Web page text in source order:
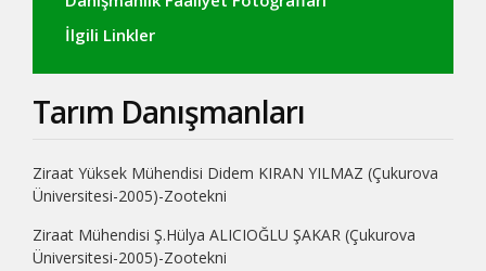
İlgili Linkler
Tarım Danışmanları
Ziraat Yüksek Mühendisi Didem KIRAN YILMAZ (Çukurova
Üniversitesi-2005)-Zootekni
Ziraat Mühendisi Ş.Hülya ALICIOĞLU ŞAKAR (Çukurova
Üniversitesi-2005)-Zootekni